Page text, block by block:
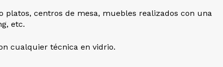
platos, centros de mesa, muebles realizados con una
etc.
cualquier técnica en vidrio.